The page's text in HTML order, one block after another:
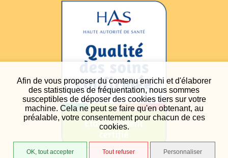
Afin de vous proposer du contenu enrichi et d'élaborer
des statistiques de fréquentation, nous sommes
susceptibles de déposer des cookies tiers sur votre
machine. Cela ne peut se faire qu'en obtenant, au
préalable, votre consentement pour chacun de ces
cookies.
OK, tout accepter Tout refuser Personnaliser